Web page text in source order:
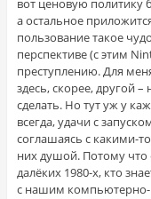
вот ценовую политику
а остальное
пользование такое
перспективе (с этим
преступлению. Для
здесь, скорее, другой
сделать. Но тут уж у
всегда, удачи с
соглашаясь с какими-
них душой. Потому что
далёких 1980-х, кто
с нашим